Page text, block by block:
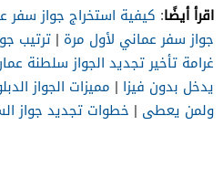
اقرأ أيضًا: كيفية استخراج جواز سفر
جواز سفر عماني لأول مرة | ترتيب
غرامة تأخير تجديد الجواز سلطنة
يدخل بدون فيزا | مميزات الجواز
ولمن يعطى | خطوات تجديد جواز